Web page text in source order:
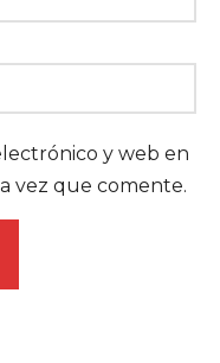
y web en
vez que comente.